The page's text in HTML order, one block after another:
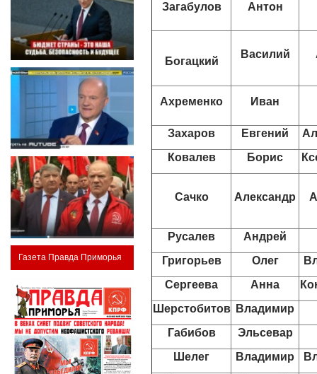
Газета Правда Приморья
Загабулов Антон
Богацкий
Василий
Ахременко Иван
Захаров Евгений
Ковалев
Борис
Сачко Александр
Русалев Андрей
Григорьев
Олег
Сергеева
Анна
Шерстобитов
Владимир
Габибов
Эльсевар
Шелег
Владимир